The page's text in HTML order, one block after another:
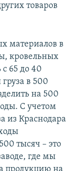
товаров
материалов в
кровельных
65 до 40
в 500
на 500
С учетом
из Краснодара
тысяч – это
где мы